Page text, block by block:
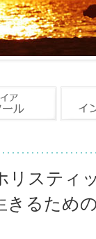
リスティ
きるため